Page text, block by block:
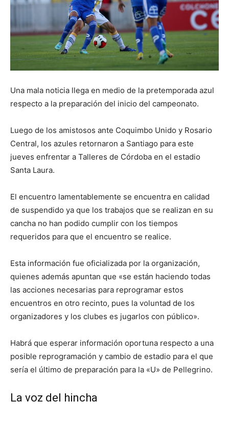
Una mala noticia llega en medio de la pretemporada azul
respecto a la preparación del inicio del campeonato.
Luego de los amistosos ante Coquimbo Unido y Rosario
Central, los azules retornaron a Santiago para este
jueves enfrentar a Talleres de Córdoba en el estadio
Santa Laura.
El encuentro lamentablemente se encuentra en calidad
de suspendido ya que los trabajos que se realizan en su
cancha no han podido cumplir con los tiempos
requeridos para que el encuentro se realice.
Esta información fue oficializada por la organización,
quienes además apuntan que «se están haciendo todas
las acciones necesarias para reprogramar estos
encuentros en otro recinto, pues la voluntad de los
organizadores y los clubes es jugarlos con público».
Habrá que esperar información oportuna respecto a una
posible reprogramación y cambio de estadio para el que
sería el último de preparación para la «U» de Pellegrino.
La voz del hincha